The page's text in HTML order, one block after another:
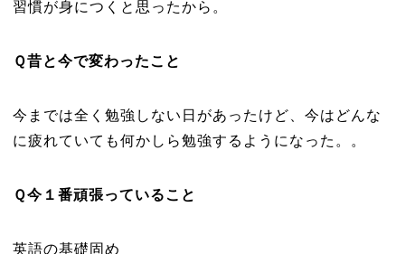
習慣が身につくと思ったから。
Ｑ昔と今で変わったこと
今までは全く勉強しない日があったけど、今はどんな
に疲れていても何かしら勉強するようになった。。
Ｑ今１番頑張っていること
英語の基礎固め